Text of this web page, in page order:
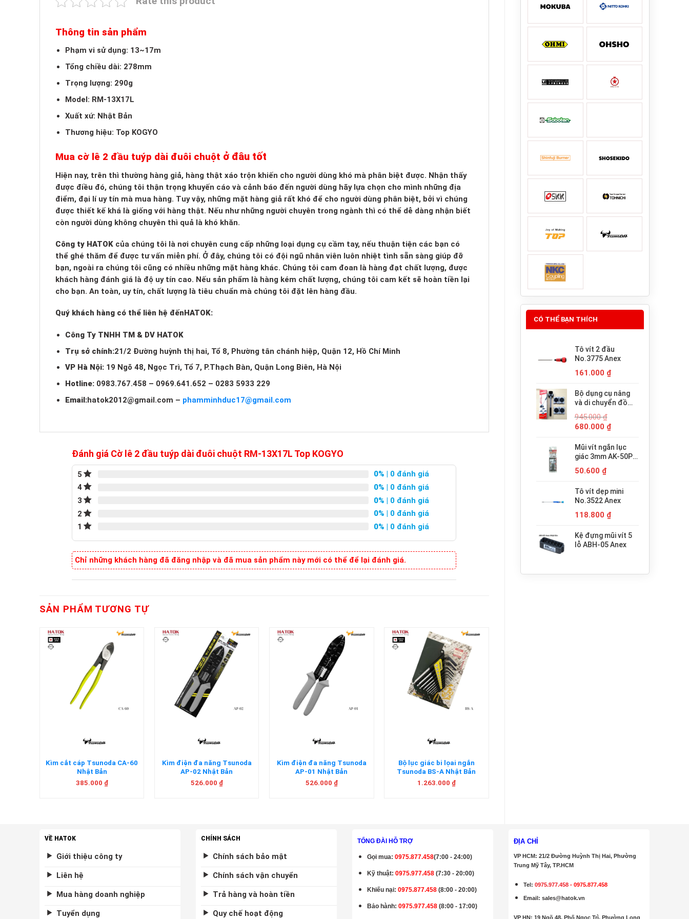
CÓ THỂ BẠN THÍCH
Tô vít 2 đầu
No.3775 Anex
161.000 ₫
Bộ dụng cụ nâng
và di chuyển đồ
minh PICUS LP-
200N
945.000₫
Giá
là:
945.000 ₫.
680.000 ₫Giá
tại
là:
Mũi vít ngắn lục
giác 3mm AK-50P-
50.600 ₫
Tô vít dẹp mini
No.3522 Anex
118.800 ₫
Kệ đựng mũi vít 5
lỗ ABH-05 Anex
Thông tin sản phẩm
Phạm vi sử dụng: 13~17m
Tổng chiều dài: 278mm
Trọng lượng: 290g
Model: RM-13X17L
Xuất xứ: Nhật Bản
Thương hiệu: Top KOGYO
Mua cờ lê 2 đầu tuýp dài đuôi chuột ở đâu tốt
Hiện nay, trên thì thường hàng giả, hàng thật xáo trộn khiến cho người dùng khó mà phân biệt được. Nhận thấy
được điều đó, chúng tôi thận trọng khuyến cáo và cảnh báo đến người dùng hãy lựa chọn cho mình những địa
điểm, đại lí uy tín mà mua hàng. Tuy vậy, những mặt hàng giả rất khó để cho người dùng phân biệt, bởi vì chúng
được thiết kế khá là giống với hàng thật. Nếu như những người chuyên trong ngành thì có thể dễ dàng nhận biết
còn người dùng không chuyên thì quả là khó khăn.
Công ty HATOK của chúng tôi là nơi chuyên cung cấp những loại dụng cụ cầm tay, nếu thuận tiện các bạn có
thể ghé thăm để được tư vấn miễn phí. Ở đây, chúng tôi có đội ngũ nhân viên luôn nhiệt tình sẵn sàng giúp đỡ
bạn, ngoài ra chúng tôi cũng có nhiều những mặt hàng khác. Chúng tôi cam đoan là hàng đạt chất lượng, được
khách hàng đánh giá là độ uy tín cao. Nếu sản phẩm là hàng kém chất lượng, chúng tôi cam kết sẽ hoàn tiền lại
cho bạn. An toàn, uy tín, chất lượng là tiêu chuẩn mà chúng tôi đặt lên hàng đầu.
Quý khách hàng có thể liên hệ đếnHATOK:
Công Ty TNHH TM & DV HATOK
Trụ sở chính:21/2 Đường huỳnh thị hai, Tổ 8, Phường tân chánh hiệp, Quận 12, Hồ Chí Minh
VP Hà Nội: 19 Ngõ 48, Ngọc Trì, Tổ 7, P.Thạch Bàn, Quận Long Biên, Hà Nội
Hotline: 0983.767.458 – 0969.641.652 – 0283 5933 229
Email:hatok2012@gmail.com – phamminhduc17@gmail.com
Đánh giá Cờ lê 2 đầu tuýp dài đuôi chuột RM-13X17L Top KOGYO
5 0% | 0 đánh giá
4
0% | 0 đánh giá
3
0% | 0 đánh giá
2
0% | 0 đánh giá
1
0% | 0 đánh giá
Chỉ những khách hàng đã đăng nhập và đã mua sản phẩm này mới có thể để lại đánh giá.
SẢN PHẨM TƯƠNG TỰ
Kìm cắt cáp Tsunoda CA-60
Nhật Bản
385.000 ₫
Kìm điện đa năng Tsunoda
AP-02 Nhật Bản
526.000 ₫
Kìm điện đa năng Tsunoda
AP-01 Nhật Bản
526.000 ₫
Bộ lục giác bi lọai ngắn
Tsunoda BS-A Nhật Bản
1.263.000 ₫
VỀ HATOK
Giới thiệu công ty
Liên hệ
Mua hàng doanh nghiệp
Tuyển dụng
CHÍNH SÁCH
Chính sách bảo mật
Chính sách vận chuyển
Trả hàng và hoàn tiền
Quy chế hoạt động
TỔNG ĐÀI HỖ TRỢ
Gọi mua:0975.877.458(7:00 - 24:00)
Kỹ thuật:0975.977.458 (7:30 - 20:00)
Khiếu nại: 0975.877.458 (8:00 - 20:00)
Bảo hành:0975.977.458 (8:00 - 17:00)
ĐỊA CHỈ
VP HCM: 21/2 Đường Huỳnh Thị Hai, Phường
Trung Mỹ Tây, TP.HCM
Tel:0975.977.458 -0975.877.458
Email :sales@hatok.vn
VP HN: 19 Ngõ 48, Phố Ngọc Trì, Phường Long